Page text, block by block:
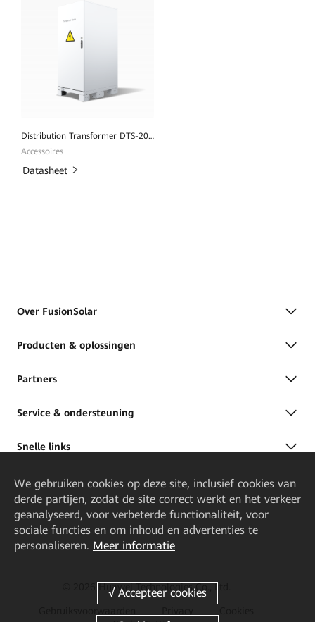
Distribution Transformer DTS-200K-D0
Accessoires
Datasheet
Over FusionSolar
Producten & oplossingen
Partners
Service & ondersteuning
Snelle links
© 2026 Huawei Technologies Co., Ltd.
We gebruiken cookies op deze site, inclusief cookies van
derde partijen, zodat de site correct werkt en het verkeer
geanalyseerd, voor verbeterde functionaliteit, voor
sociale functies en om inhoud en advertenties te
personaliseren. Meer informatie